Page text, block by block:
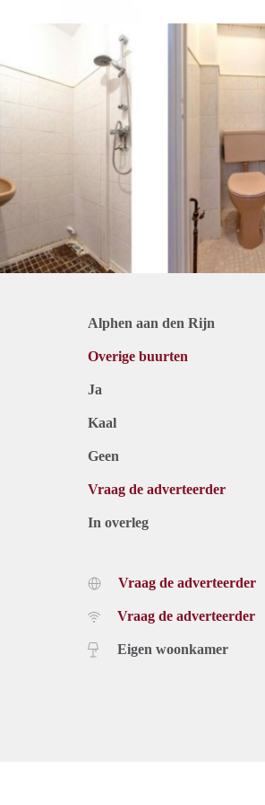
Alphen aan den Rijn
Overige buurten
Ja
Kaal
Geen
Vraag de adverteerder
In overleg
Vraag de adverteerder
Vraag de adverteerder
Eigen woonkamer